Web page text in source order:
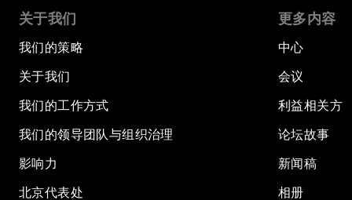
关于我们
我们的策略
关于我们
我们的工作方式
我们的领导团队与组织治理
影响力
北京代表处
更多内容
中心
会议
利益相关方
论坛故事
新闻稿
相册